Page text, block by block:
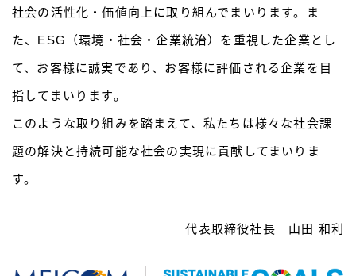
社会の活性化・価値向上に取り組んでまいります。ま
た、ESG（環境・社会・企業統治）を重視した企業とし
て、お客様に誠実であり、お客様に評価される企業を目
指してまいります。
このような取り組みを踏まえて、私たちは様々な社会課
題の解決と持続可能な社会の実現に貢献してまいりま
す。
代表取締役社長 山田 和利